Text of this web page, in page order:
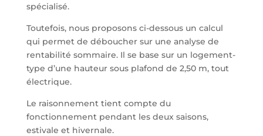
spécialisé.
Toutefois, nous proposons ci-dessous un calcul
qui permet de déboucher sur une analyse de
rentabilité sommaire. Il se base sur un logement-
type d’une hauteur sous plafond de 2,50 m, tout
électrique.
Le raisonnement tient compte du
fonctionnement pendant les deux saisons,
estivale et hivernale.